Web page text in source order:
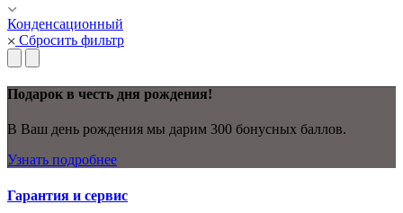
Конденсационный
Сбросить фильтр
Подарок в честь дня рождения!
В Ваш день рождения мы дарим 300 бонусных баллов.
Узнать подробнее
Гарантия и сервис